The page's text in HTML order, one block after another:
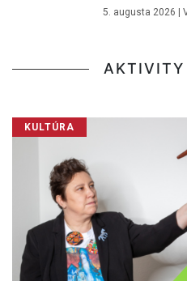
5. augusta 2026 |
KULTÚRA